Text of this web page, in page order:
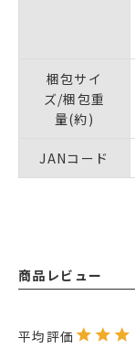
梱包サイ
ズ/梱包重
量(約)
JANコード
商品レビュー